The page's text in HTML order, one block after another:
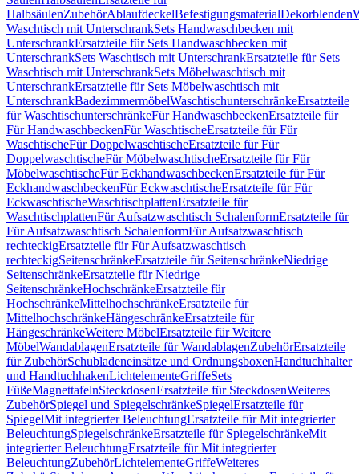
HalbsäulenZubehörAblaufdeckelBefestigungsmaterialDekorblenden
Waschtisch mit UnterschrankSets Handwaschbecken mit
UnterschrankErsatzteile für Sets Handwaschbecken mit
UnterschrankSets Waschtisch mit UnterschrankErsatzteile für Sets
Waschtisch mit UnterschrankSets Möbelwaschtisch mit
UnterschrankErsatzteile für Sets Möbelwaschtisch mit
UnterschrankBadezimmermöbelWaschtischunterschränkeErsatzteile
für WaschtischunterschränkeFür HandwaschbeckenErsatzteile für
Für HandwaschbeckenFür WaschtischeErsatzteile für Für
WaschtischeFür DoppelwaschtischeErsatzteile für Für
DoppelwaschtischeFür MöbelwaschtischeErsatzteile für Für
MöbelwaschtischeFür EckhandwaschbeckenErsatzteile für Für
EckhandwaschbeckenFür EckwaschtischeErsatzteile für Für
EckwaschtischeWaschtischplattenErsatzteile für
WaschtischplattenFür Aufsatzwaschtisch SchalenformErsatzteile für
Für Aufsatzwaschtisch SchalenformFür Aufsatzwaschtisch
rechteckigErsatzteile für Für Aufsatzwaschtisch
rechteckigSeitenschränkeErsatzteile für SeitenschränkeNiedrige
SeitenschränkeErsatzteile für Niedrige
SeitenschränkeHochschränkeErsatzteile für
HochschränkeMittelhochschränkeErsatzteile für
MittelhochschränkeHängeschränkeErsatzteile für
HängeschränkeWeitere MöbelErsatzteile für Weitere
MöbelWandablagenErsatzteile für WandablagenZubehörErsatzteile
für ZubehörSchubladeneinsätze und OrdnungsboxenHandtuchhalter
und HandtuchhakenLichtelementeGriffeSets
FüßeMagnettafelnSteckdosenErsatzteile für SteckdosenWeiteres
ZubehörSpiegel und SpiegelschränkeSpiegelErsatzteile für
SpiegelMit integrierter BeleuchtungErsatzteile für Mit integrierter
BeleuchtungSpiegelschränkeErsatzteile für SpiegelschränkeMit
integrierter BeleuchtungErsatzteile für Mit integrierter
BeleuchtungZubehörLichtelementeGriffeWeiteres